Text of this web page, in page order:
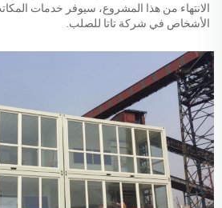
الانتهاء من هذا المشروع، سيوفر خدمات
الأشخاص في شركة تاتا للصلب.